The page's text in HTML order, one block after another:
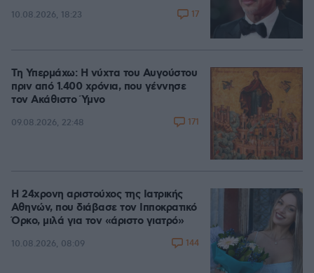
10.08.2026, 18:23 17
Τη Υπερμάχω: Η νύχτα του Αυγούστου
πριν από 1.400 χρόνια, που γέννησε
τον Ακάθιστο Ύμνο
09.08.2026, 22:48 171
Η 24χρονη αριστούχος της Ιατρικής
Αθηνών, που διάβασε τον Ιπποκρατικό
Όρκο, μιλά για τον «άριστο γιατρό»
10.08.2026, 08:09 144